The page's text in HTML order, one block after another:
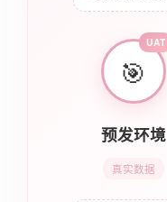
🎯
UAT
预发环境
真实数据